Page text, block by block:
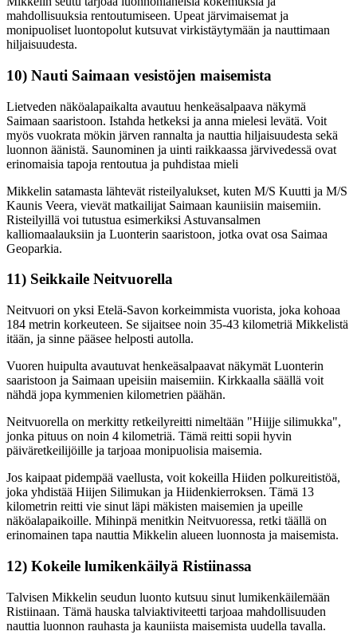
mahdollisuuksia rentoutumiseen. Upeat järvimaisemat ja
monipuoliset luontopolut kutsuvat virkistäytymään ja nauttimaan
hiljaisuudesta.
10) Nauti Saimaan vesistöjen maisemista
Lietveden näköalapaikalta avautuu henkeäsalpaava näkymä
Saimaan saaristoon. Istahda hetkeksi ja anna mielesi levätä. Voit
myös vuokrata mökin järven rannalta ja nauttia hiljaisuudesta sekä
luonnon äänistä. Saunominen ja uinti raikkaassa järvivedessä ovat
erinomaisia tapoja rentoutua ja puhdistaa mieli
Mikkelin satamasta lähtevät risteilyalukset, kuten M/S Kuutti ja M/S
Kaunis Veera, vievät matkailijat Saimaan kauniisiin maisemiin.
Risteilyillä voi tutustua esimerkiksi Astuvansalmen
kalliomaalauksiin ja Luonterin saaristoon, jotka ovat osa Saimaa
Geoparkia.
11) Seikkaile Neitvuorella
Neitvuori on yksi Etelä-Savon korkeimmista vuorista, joka kohoaa
184 metrin korkeuteen. Se sijaitsee noin 35-43 kilometriä Mikkelistä
itään, ja sinne pääsee helposti autolla.
Vuoren huipulta avautuvat henkeäsalpaavat näkymät Luonterin
saaristoon ja Saimaan upeisiin maisemiin. Kirkkaalla säällä voit
nähdä jopa kymmenien kilometrien päähän.
Neitvuorella on merkitty retkeilyreitti nimeltään "Hiijje silimukka",
jonka pituus on noin 4 kilometriä. Tämä reitti sopii hyvin
päiväretkeilijöille ja tarjoaa monipuolisia maisemia.
Jos kaipaat pidempää vaellusta, voit kokeilla Hiiden polkureitistöä,
joka yhdistää Hiijen Silimukan ja Hiidenkierroksen. Tämä 13
kilometrin reitti vie sinut läpi mäkisten maisemien ja upeille
näköalapaikoille. Mihinpä menitkin Neitvuoressa, retki täällä on
erinomainen tapa nauttia Mikkelin alueen luonnosta ja maisemista.
12) Kokeile lumikenkäilyä Ristiinassa
Talvisen Mikkelin seudun luonto kutsuu sinut lumikenkäilemään
Ristiinaan. Tämä hauska talviaktiviteetti tarjoaa mahdollisuuden
nauttia luonnon rauhasta ja kauniista maisemista uudella tavalla.